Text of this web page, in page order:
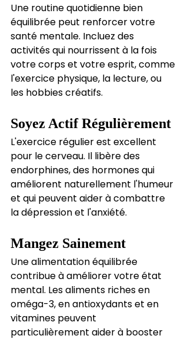
Une routine quotidienne bien
équilibrée peut renforcer votre
santé mentale. Incluez des
activités qui nourrissent à la fois
votre corps et votre esprit, comme
l'exercice physique, la lecture, ou
les hobbies créatifs.
Soyez Actif Régulièrement
L'exercice régulier est excellent
pour le cerveau. Il libère des
endorphines, des hormones qui
améliorent naturellement l'humeur
et qui peuvent aider à combattre
la dépression et l'anxiété.
Mangez Sainement
Une alimentation équilibrée
contribue à améliorer votre état
mental. Les aliments riches en
oméga-3, en antioxydants et en
vitamines peuvent
particulièrement aider à booster